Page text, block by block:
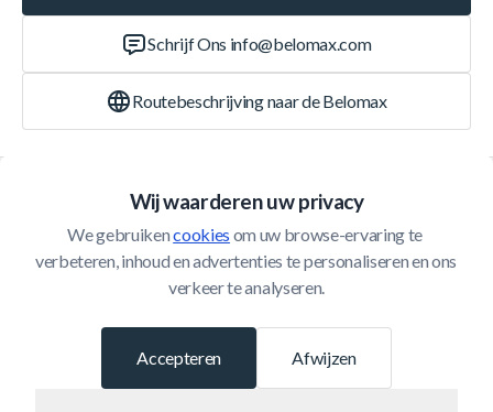
Wij waarderen uw privacy
We gebruiken cookies om uw browse-ervaring te
verbeteren, inhoud en advertenties te personaliseren en ons
verkeer te analyseren.
Afwijzen
Accepteren
Klantenservice
Schrijf Ons info@belomax.com
Routebeschrijving naar de Belomax